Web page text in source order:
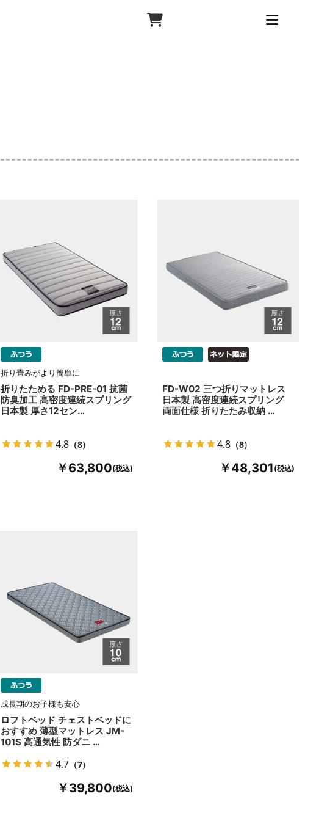
折りたためる FD-PRE-01 抗菌
防臭加工 高密度連続スプリング
日本製 厚さ12セン…
4.8（8）
折り畳みがより簡単に
￥63,800
FD-W02 三つ折りマットレス
日本製 高密度連続スプリング
両面仕様 折りたたみ収納 …
4.8（8）
￥48,301
ロフトベッド チェストベッドに
おすすめ 薄型マットレス JM-
101S 高通気性 防ダニ …
4.7（7）
成長期のお子様も安心
￥39,800